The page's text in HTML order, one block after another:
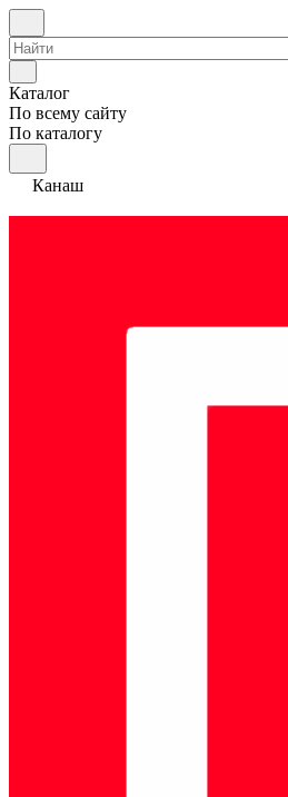
Каталог
По всему сайту
По каталогу
Канаш